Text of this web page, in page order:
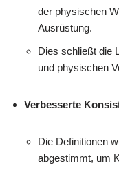
der physischen
Ausrüstung.
Dies schließt die
und physischen
Verbesserte
Die Definitionen
abgestimmt, um